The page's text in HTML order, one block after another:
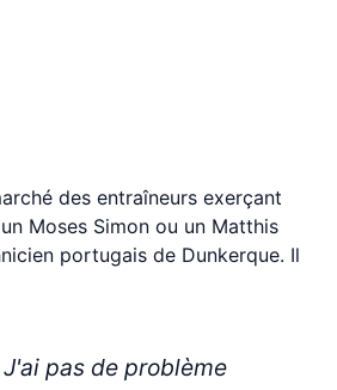
des entraîneurs exerçant
Moses Simon ou un Matthis
portugais de Dunkerque. Il
pas de problème